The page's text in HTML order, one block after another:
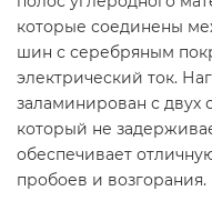
которые соединены
шин с серебряным
электрический ток.
заламинирован с
который не
обеспечивает
пробоев и возгорания.